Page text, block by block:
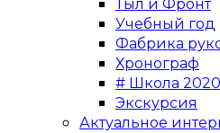
Тыл и Фронт
Учебный год
Фабрика
Хронограф
# Школа 2020
Экскурсия
Актуальное